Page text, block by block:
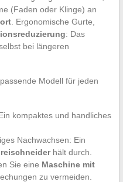
(Faden oder Klinge) an
. Ergonomische Gurte,
: Das
bei längeren
Modell für jeden
kompaktes und handliches
Nachwachsen: Ein
hält durch.
Sie eine Maschine mit
zu vermeiden.